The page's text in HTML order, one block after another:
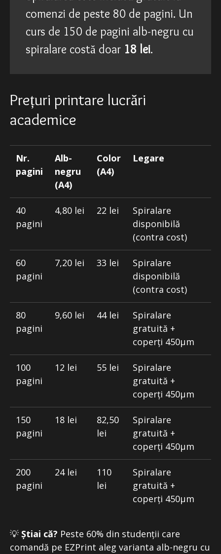
comenzi de peste 80 de pagini. Un
curs de 150 de pagini alb-negru cu
spiralare costă doar 18 lei.
Prețuri printare lucrări
academice
Nr.
pagini
Alb-
negru
(A4)
Color
(A4)
Legare
40
pagini
4,80 lei 22 lei
Spiralare
disponibilă
(contra cost)
60
pagini
7,20 lei 33 lei
Spiralare
disponibilă
(contra cost)
80
pagini
9,60 lei 44 lei
Spiralare
gratuită +
coperți 450μm
100
pagini
12 lei 55 lei
Spiralare
gratuită +
coperți 450μm
150
pagini
18 lei
82,50
lei
Spiralare
gratuită +
coperți 450μm
200
pagini
24 lei
110
lei
Spiralare
gratuită +
coperți 450μm
💡 Știai că? Peste 60% din studenții care
comandă pe EZPrint aleg varianta alb-negru cu